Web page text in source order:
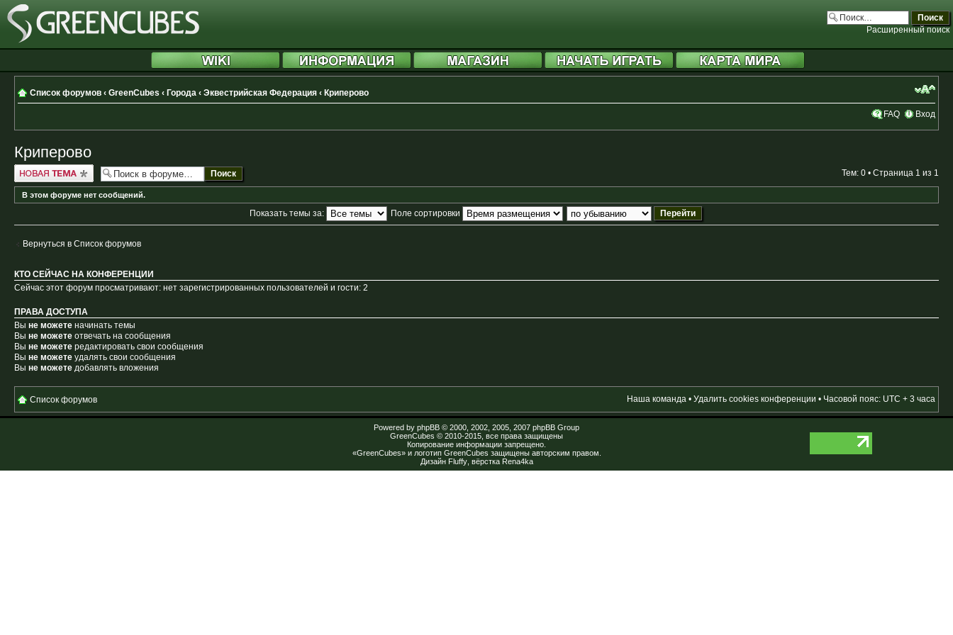
Расширенный поиск
Список форумов ‹ GreenCubes ‹ Города ‹ Эквестрийская Федерация ‹ Криперово
FAQ Вход
Криперово
Новая тема Тем: 0 • Страница 1 из 1
В этом форуме нет сообщений.
Показать темы за: Поле сортировки
Вернуться в Список форумов
КТО СЕЙЧАС НА КОНФЕРЕНЦИИ
Сейчас этот форум просматривают: нет зарегистрированных пользователей и гости: 2
ПРАВА ДОСТУПА
Вы не можете начинать темы
Вы не можете отвечать на сообщения
Вы не можете редактировать свои сообщения
Вы не можете удалять свои сообщения
Вы не можете добавлять вложения
Список форумов Наша команда • Удалить cookies конференции • Часовой пояс: UTC + 3 часа
Powered by phpBB © 2000, 2002, 2005, 2007 phpBB Group
GreenCubes © 2010-2015, все права защищены
Копирование информации запрещено.
«GreenCubes» и логотип GreenCubes защищены авторским правом.
Дизайн Fluffy, вёрстка Rena4ka